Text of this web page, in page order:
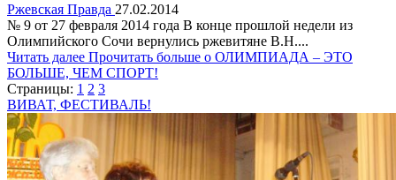
Ржевская Правда 27.02.2014
№ 9 от 27 февраля 2014 года В конце прошлой недели из
Олимпийского Сочи вернулись ржевитяне В.Н....
Читать далее Прочитать больше о ОЛИМПИАДА – ЭТО
БОЛЬШЕ, ЧЕМ СПОРТ!
Страницы: 1 2 3
ВИВАТ, ФЕСТИВАЛЬ!